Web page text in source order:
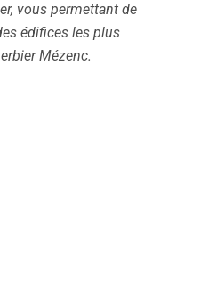
vous permettant de
édifices les plus
Mézenc.